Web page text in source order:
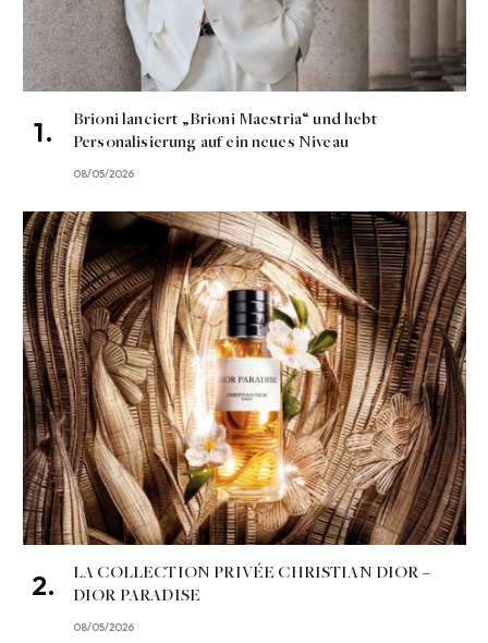
Brioni lanciert „Brioni Maestria“ und hebt
Personalisierung auf ein neues Niveau
08/05/2026
LA COLLECTION PRIVÉE CHRISTIAN DIOR –
DIOR PARADISE
08/05/2026